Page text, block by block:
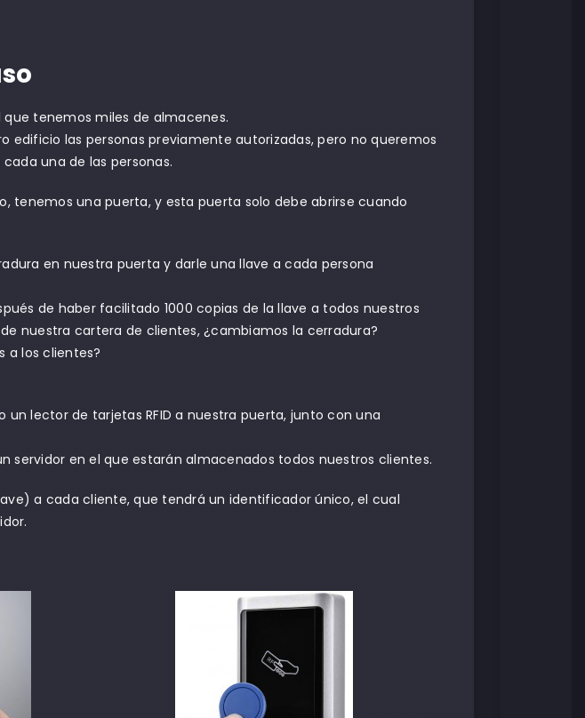
tenemos miles de almacenes.
edificio las personas previamente autorizadas, pero no queremos
una de las personas.
tenemos una puerta, y esta puerta solo debe abrirse cuando
en nuestra puerta y darle una llave a cada persona
de haber facilitado 1000 copias de la llave a todos nuestros
nuestra cartera de clientes, ¿cambiamos la cerradura?
a los clientes?
un lector de tarjetas RFID a nuestra puerta, junto con una
servidor en el que estarán almacenados todos nuestros clientes.
a cada cliente, que tendrá un identificador único, el cual